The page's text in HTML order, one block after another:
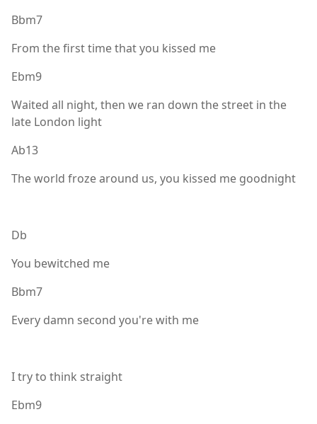
Bbm7
From the first time that you kissed me
Ebm9
Waited all night, then we ran down the street in the
late London light
Ab13
The world froze around us, you kissed me goodnight
Db
You bewitched me
Bbm7
Every damn second you'rе with me
I try to think straight
Ebm9